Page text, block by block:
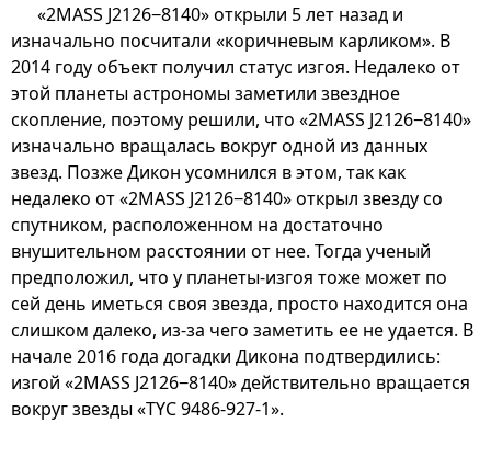
«2MASS J2126−8140» открыли 5 лет назад и
изначально посчитали «коричневым карликом». В
2014 году объект получил статус изгоя. Недалеко от
этой планеты астрономы заметили звездное
скопление, поэтому решили, что «2MASS J2126−8140»
изначально вращалась вокруг одной из данных
звезд. Позже Дикон усомнился в этом, так как
недалеко от «2MASS J2126−8140» открыл звезду со
спутником, расположенном на достаточно
внушительном расстоянии от нее. Тогда ученый
предположил, что у планеты-изгоя тоже может по
сей день иметься своя звезда, просто находится она
слишком далеко, из-за чего заметить ее не удается. В
начале 2016 года догадки Дикона подтвердились:
изгой «2MASS J2126−8140» действительно вращается
вокруг звезды «TYC 9486-927-1».